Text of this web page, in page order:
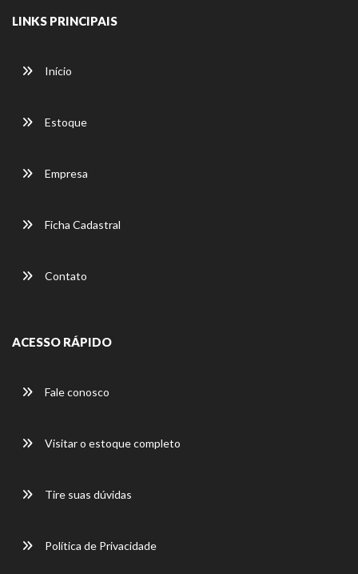
LINKS PRINCIPAIS
Início
Estoque
Empresa
Ficha Cadastral
Contato
ACESSO RÁPIDO
Fale conosco
Visitar o estoque completo
Tire suas dúvidas
Política de Privacidade